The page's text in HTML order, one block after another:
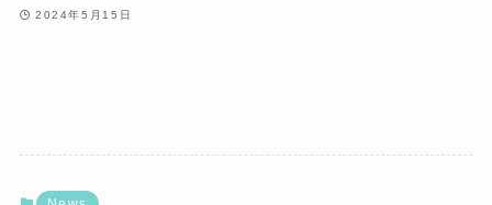
2024年5月15日